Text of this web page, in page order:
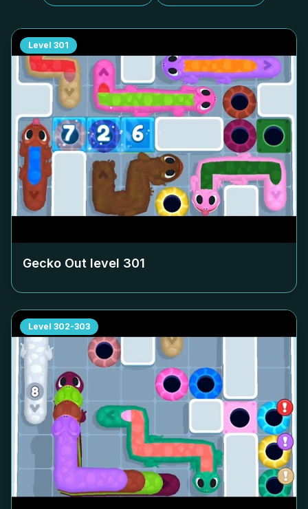
Level 301
Gecko Out level 301
Level 302-303